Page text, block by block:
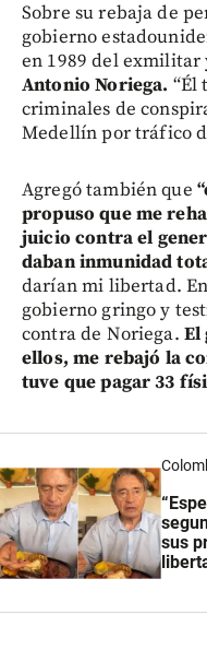
Sobre su rebaja de
gobierno
en 1989 del
Antonio Noriega. “Él
criminales de
Medellín por tráfico
Agregó también que
propuso que me
juicio contra el
daban inmunidad
darían mi libertad.
gobierno gringo y
contra de Noriega. El
ellos, me rebajó la
tuve que pagar 33
sus